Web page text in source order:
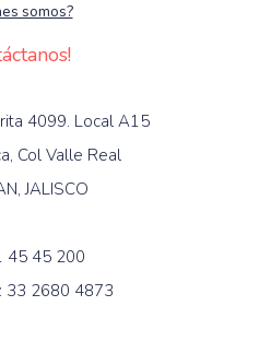
somos?
4099. Local A15
Col Valle Real
JALISCO
45 45 200
33 2680 4873